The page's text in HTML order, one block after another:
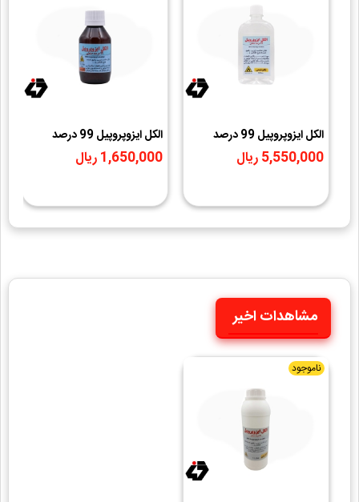
الکل ایزوپروپیل 99 درصد
صنعتی 500CC تکنوشیمی
5,550,000 ریال
الکل ایزوپروپیل 99 درصد
صنعتی 150CC تکنوشیمی
1,650,000 ریال
مشاهدات اخیر
ناموجود